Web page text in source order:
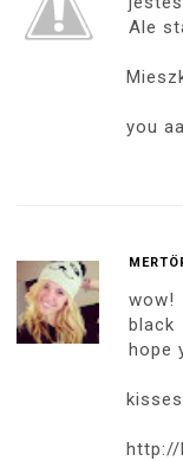
Ale
you
wow!
hope
http://